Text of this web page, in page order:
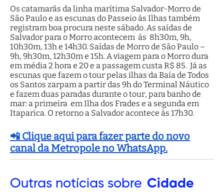
Os catamarãs da linha marítima Salvador-Morro de
São Paulo e as escunas do Passeio às Ilhas também
registram boa procura neste sábado. As saídas de
Salvador para o Morro acontecem às 8h30m, 9h,
10h30m, 13h e 14h30. Saídas de Morro de São Paulo –
9h, 9h30m, 12h30m e 15h. A viagem para o Morro dura
em média 2 hora e 20 e a passagem custa R$ 85. Já as
escunas que fazem o tour pelas ilhas da Baía de Todos
os Santos zarpam a partir das 9h do Terminal Náutico
e fazem duas paradas durante o tour, para banho de
mar: a primeira em Ilha dos Frades e a segunda em
Itaparica. O retorno a Salvador acontece às 17h30.
📲 Clique aqui para fazer parte do novo
canal da Metropole no WhatsApp.
Outras notícias sobre Cidade